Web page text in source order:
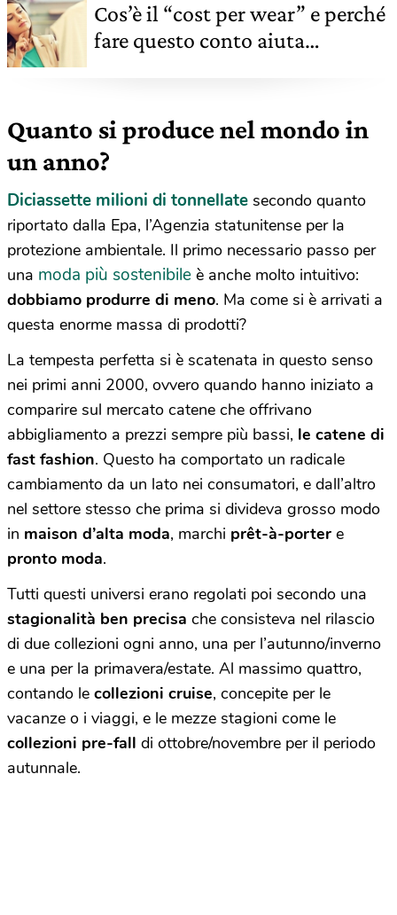
Cos’è il “cost per wear” e perché
fare questo conto aiuta
Quanto si produce nel mondo in
un anno?
Diciassette milioni di tonnellate secondo quanto
riportato dalla Epa, l’Agenzia statunitense per la
protezione ambientale. Il primo necessario passo per
una moda più sostenibile è anche molto intuitivo:
dobbiamo produrre di meno. Ma come si è arrivati a
questa enorme massa di prodotti?
La tempesta perfetta si è scatenata in questo senso
nei primi anni 2000, ovvero quando hanno iniziato a
comparire sul mercato catene che offrivano
abbigliamento a prezzi sempre più bassi, le catene di
fast fashion. Questo ha comportato un radicale
cambiamento da un lato nei consumatori, e dall’altro
nel settore stesso che prima si divideva grosso modo
in maison d’alta moda, marchi prêt-à-porter e
pronto moda.
Tutti questi universi erano regolati poi secondo una
stagionalità ben precisa che consisteva nel rilascio
di due collezioni ogni anno, una per l’autunno/inverno
e una per la primavera/estate. Al massimo quattro,
contando le collezioni cruise, concepite per le
vacanze o i viaggi, e le mezze stagioni come le
collezioni pre-fall di ottobre/novembre per il periodo
autunnale.